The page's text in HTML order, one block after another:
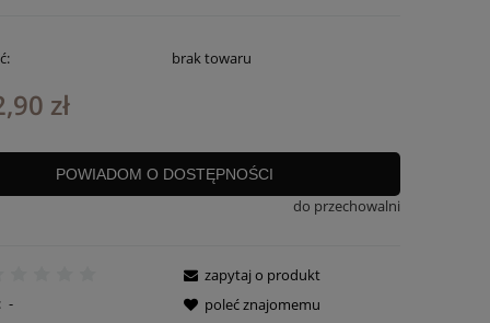
brak towaru
zł
POWIADOM O DOSTĘPNOŚCI
do przechowalni
-
zapytaj o produkt
poleć znajomemu